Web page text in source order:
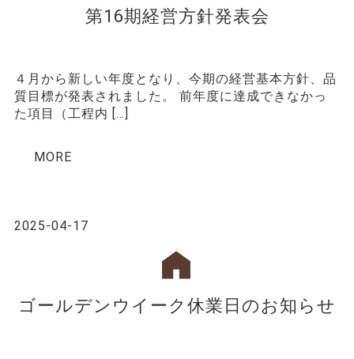
第16期経営方針発表会
４月から新しい年度となり、今期の経営基本方針、品
質目標が発表されました。 前年度に達成できなかっ
た項目（工程内 […]
MORE
2025-04-17
ゴールデンウイーク休業日のお知らせ